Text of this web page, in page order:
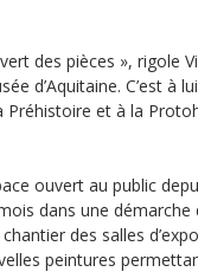
des pièces », rigole
d’Aquitaine. C’est à
Préhistoire et à la
ouvert au public
dans une
des salles
peintures